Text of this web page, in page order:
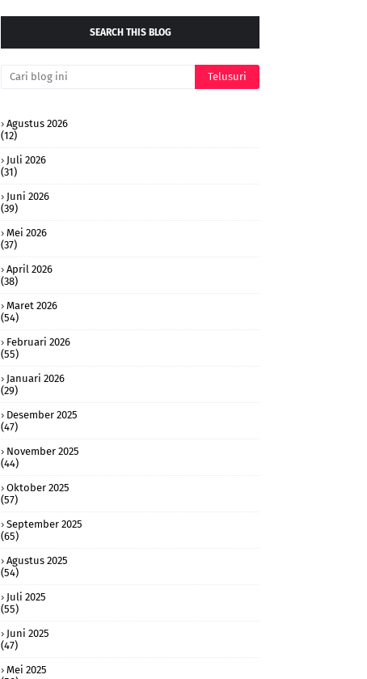
SEARCH THIS BLOG
Agustus 2026
(12)
Juli 2026
(31)
Juni 2026
(39)
Mei 2026
(37)
April 2026
(38)
Maret 2026
(54)
Februari 2026
(55)
Januari 2026
(29)
Desember 2025
(47)
November 2025
(44)
Oktober 2025
(57)
September 2025
(65)
Agustus 2025
(54)
Juli 2025
(55)
Juni 2025
(47)
Mei 2025